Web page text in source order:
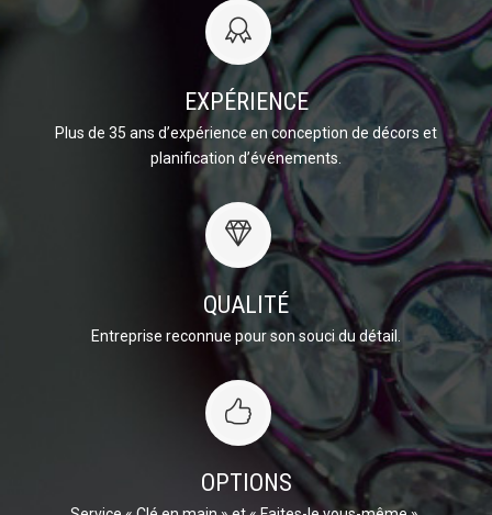
EXPÉRIENCE
Plus de 35 ans d’expérience en conception de décors et
planification d’événements.
QUALITÉ
Entreprise reconnue pour son souci du détail.
OPTIONS